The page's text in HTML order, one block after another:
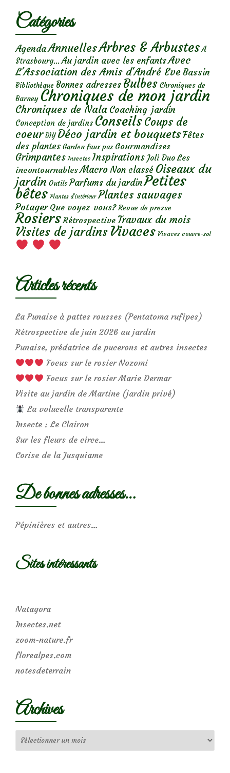
Catégories
AgendaAnnuellesArbres & Arbustes A
Strasbourg... Au jardin avec les enfantsAvec
L'Association des Amis d'André Eve Bassin
Bibliothèque Bonnes adresses Bulbes Chroniques de
Barney Chroniques de mon jardin
Chroniques de Nala Coaching-jardin
Conception de jardins ConseilsCoups de
coeur DIY Déco jardin et bouquetsFêtes
des plantes Garden faux pas Gourmandises
Grimpantes Insectes Inspirations Joli Duo Les
incontournables Macro Non classé Oiseaux du
jardin Outils Parfums du jardinPetites
bêtes Plantes d’intérieur Plantes sauvages
Potager Que voyez-vous? Revue de presse
Rosiers Rétrospective Travaux du mois
Visites de jardins Vivaces Vivaces couvre-sol
Articles récents
La Punaise à pattes rousses (Pentatoma rufipes)
Rétrospective de juin 2026 au jardin
Punaise, prédatrice de pucerons et autres insectes
Focus sur le rosier Nozomi
Focus sur le rosier Marie Dermar
Visite au jardin de Martine (jardin privé)
La volucelle transparente
Insecte : Le Clairon
Sur les fleurs de circe…
Corise de la Jusquiame
De bonnes adresses…
Pépinières et autres…
Sites intéressants
Natagora
Insectes.net
zoom-nature.fr
florealpes.com
notesdeterrain
Archives